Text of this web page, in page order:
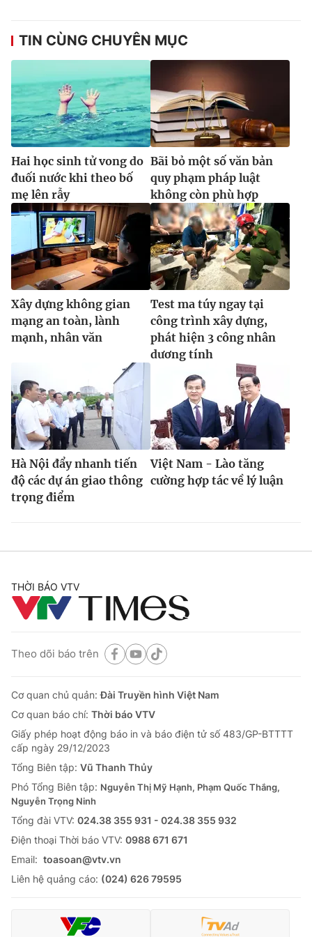
Liên hệ quảng cáo:024-7300.7108
® Cấm sao chép dưới mọi hình thức nếu không có sự chấp
thuận bằng văn bản. Ghi rõ nguồn VTV.vn khi phát hành lại
thông tin từ website này.
TIN CÙNG CHUYÊN MỤC
Hai học sinh tử vong do
đuối nước khi theo bố
mẹ lên rẫy
Bãi bỏ một số văn bản
quy phạm pháp luật
không còn phù hợp
Xây dựng không gian
mạng an toàn, lành
mạnh, nhân văn
Test ma túy ngay tại
công trình xây dựng,
phát hiện 3 công nhân
dương tính
Hà Nội đẩy nhanh tiến
độ các dự án giao thông
trọng điểm
Việt Nam - Lào tăng
cường hợp tác về lý luận
THỜI BÁO VTV
Theo dõi báo trên
Cơ quan chủ quản:Đài Truyền hình Việt Nam
Cơ quan báo chí: Thời báo VTV
Giấy phép hoạt động báo in và báo điện tử số 483/GP-BTTTT
cấp ngày 29/12/2023
Tổng Biên tập: Vũ Thanh Thủy
Phó Tổng Biên tập: Nguyễn Thị Mỹ Hạnh, Phạm Quốc Thắng,
Nguyễn Trọng Ninh
Tổng đài VTV: 024.38 355 931 - 024.38 355 932
Ðiện thoại Thời báo VTV: 0988 671 671
Email: toasoan@vtv.vn
Liên hệ quảng cáo: (024) 626 79595